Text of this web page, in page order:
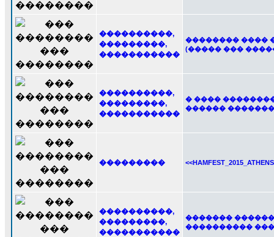
����������,
���������,
�����������
�������� ����
(����� ���
����������,
���������,
�����������
� ���� ���������
������
���������
����������,
���������,
�����������
�������
����������